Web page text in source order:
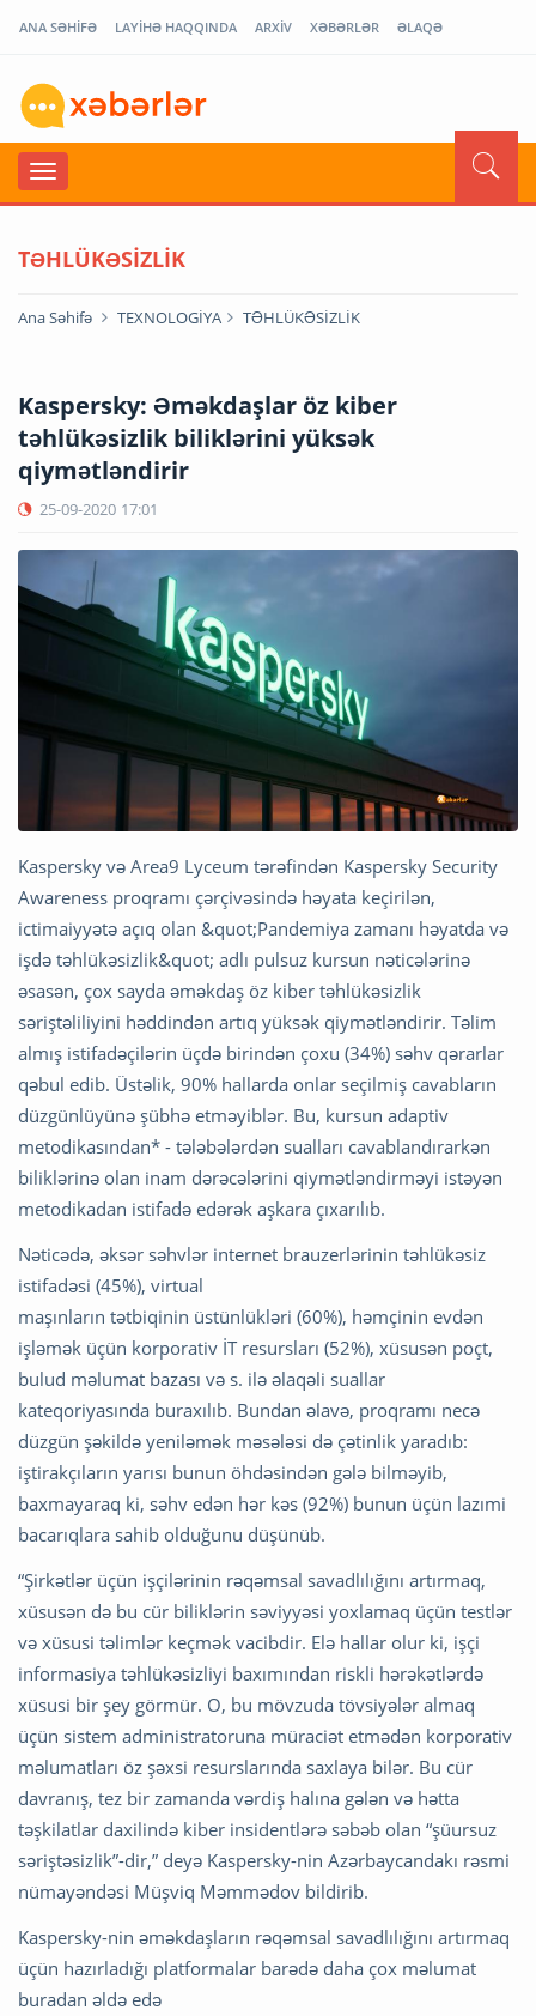
ANA SƏHİFƏ LAYİHƏ HAQQINDA ARXİV XƏBƏRLƏR ƏLAQƏ
TƏHLÜKƏSİZLİK
Ana Səhifə TEXNOLOGİYA TƏHLÜKƏSİZLİK
Kaspersky: Əməkdaşlar öz kiber
təhlükəsizlik biliklərini yüksək
qiymətləndirir
25-09-2020 17:01
Kaspersky və Area9 Lyceum tərəfindən Kaspersky Security
Awareness proqramı çərçivəsində həyata keçirilən,
ictimaiyyətə açıq olan &quot;Pandemiya zamanı həyatda və
işdə təhlükəsizlik&quot; adlı pulsuz kursun nəticələrinə
əsasən, çox sayda əməkdaş öz kiber təhlükəsizlik
səriştəliliyini həddindən artıq yüksək qiymətləndirir. Təlim
almış istifadəçilərin üçdə birindən çoxu (34%) səhv qərarlar
qəbul edib. Üstəlik, 90% hallarda onlar seçilmiş cavabların
düzgünlüyünə şübhə etməyiblər. Bu, kursun adaptiv
metodikasından* - tələbələrdən sualları cavablandırarkən
biliklərinə olan inam dərəcələrini qiymətləndirməyi istəyən
metodikadan istifadə edərək aşkara çıxarılıb.
Nəticədə, əksər səhvlər internet brauzerlərinin təhlükəsiz
istifadəsi (45%), virtual
maşınların tətbiqinin üstünlükləri (60%), həmçinin evdən
işləmək üçün korporativ İT resursları (52%), xüsusən poçt,
bulud məlumat bazası və s. ilə əlaqəli suallar
kateqoriyasında buraxılıb. Bundan əlavə, proqramı necə
düzgün şəkildə yeniləmək məsələsi də çətinlik yaradıb:
iştirakçıların yarısı bunun öhdəsindən gələ bilməyib,
baxmayaraq ki, səhv edən hər kəs (92%) bunun üçün lazımi
bacarıqlara sahib olduğunu düşünüb.
“Şirkətlər üçün işçilərinin rəqəmsal savadlılığını artırmaq,
xüsusən də bu cür biliklərin səviyyəsi yoxlamaq üçün testlər
və xüsusi təlimlər keçmək vacibdir. Elə hallar olur ki, işçi
informasiya təhlükəsizliyi baxımından riskli hərəkətlərdə
xüsusi bir şey görmür. O, bu mövzuda tövsiyələr almaq
üçün sistem administratoruna müraciət etmədən korporativ
məlumatları öz şəxsi resurslarında saxlaya bilər. Bu cür
davranış, tez bir zamanda vərdiş halına gələn və hətta
təşkilatlar daxilində kiber insidentlərə səbəb olan “şüursuz
səriştəsizlik”-dir,” deyə Kaspersky-nin Azərbaycandakı rəsmi
nümayəndəsi Müşviq Məmmədov bildirib.
Kaspersky-nin əməkdaşların rəqəmsal savadlılığını artırmaq
üçün hazırladığı platformalar barədə daha çox məlumat
buradan əldə edə